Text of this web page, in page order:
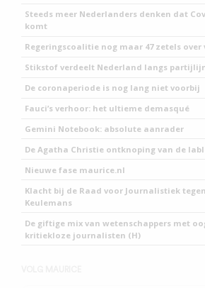
Steeds meer Nederlanders denken dat
komt
Regeringscoalitie nog maar 47 zetels over
Stikstof verdeelt Nederland langs
De coronaperiode is nog lang niet voorbij
Fauci’s verhoor: het ultieme demasqué
Gemini Notebook: absolute aanrader
De Agatha Christie ontknoping van de
Nieuwe fase maurice.nl
Klacht bij de Raad voor Journalistiek
Keulemans
De giftige mix van wetenschappers met
kritiekloze journalisten (H)